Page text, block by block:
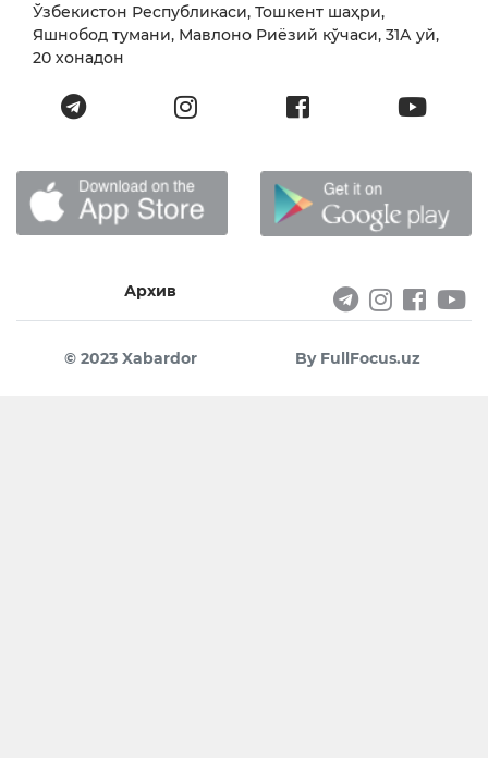
Ўзбекистон Республикаси, Тошкент шаҳри,
Яшнобод тумани, Мавлоно Риёзий кўчаси, 31А уй,
20 хонадон
Архив
© 2023 Xabardor By FullFocus.uz